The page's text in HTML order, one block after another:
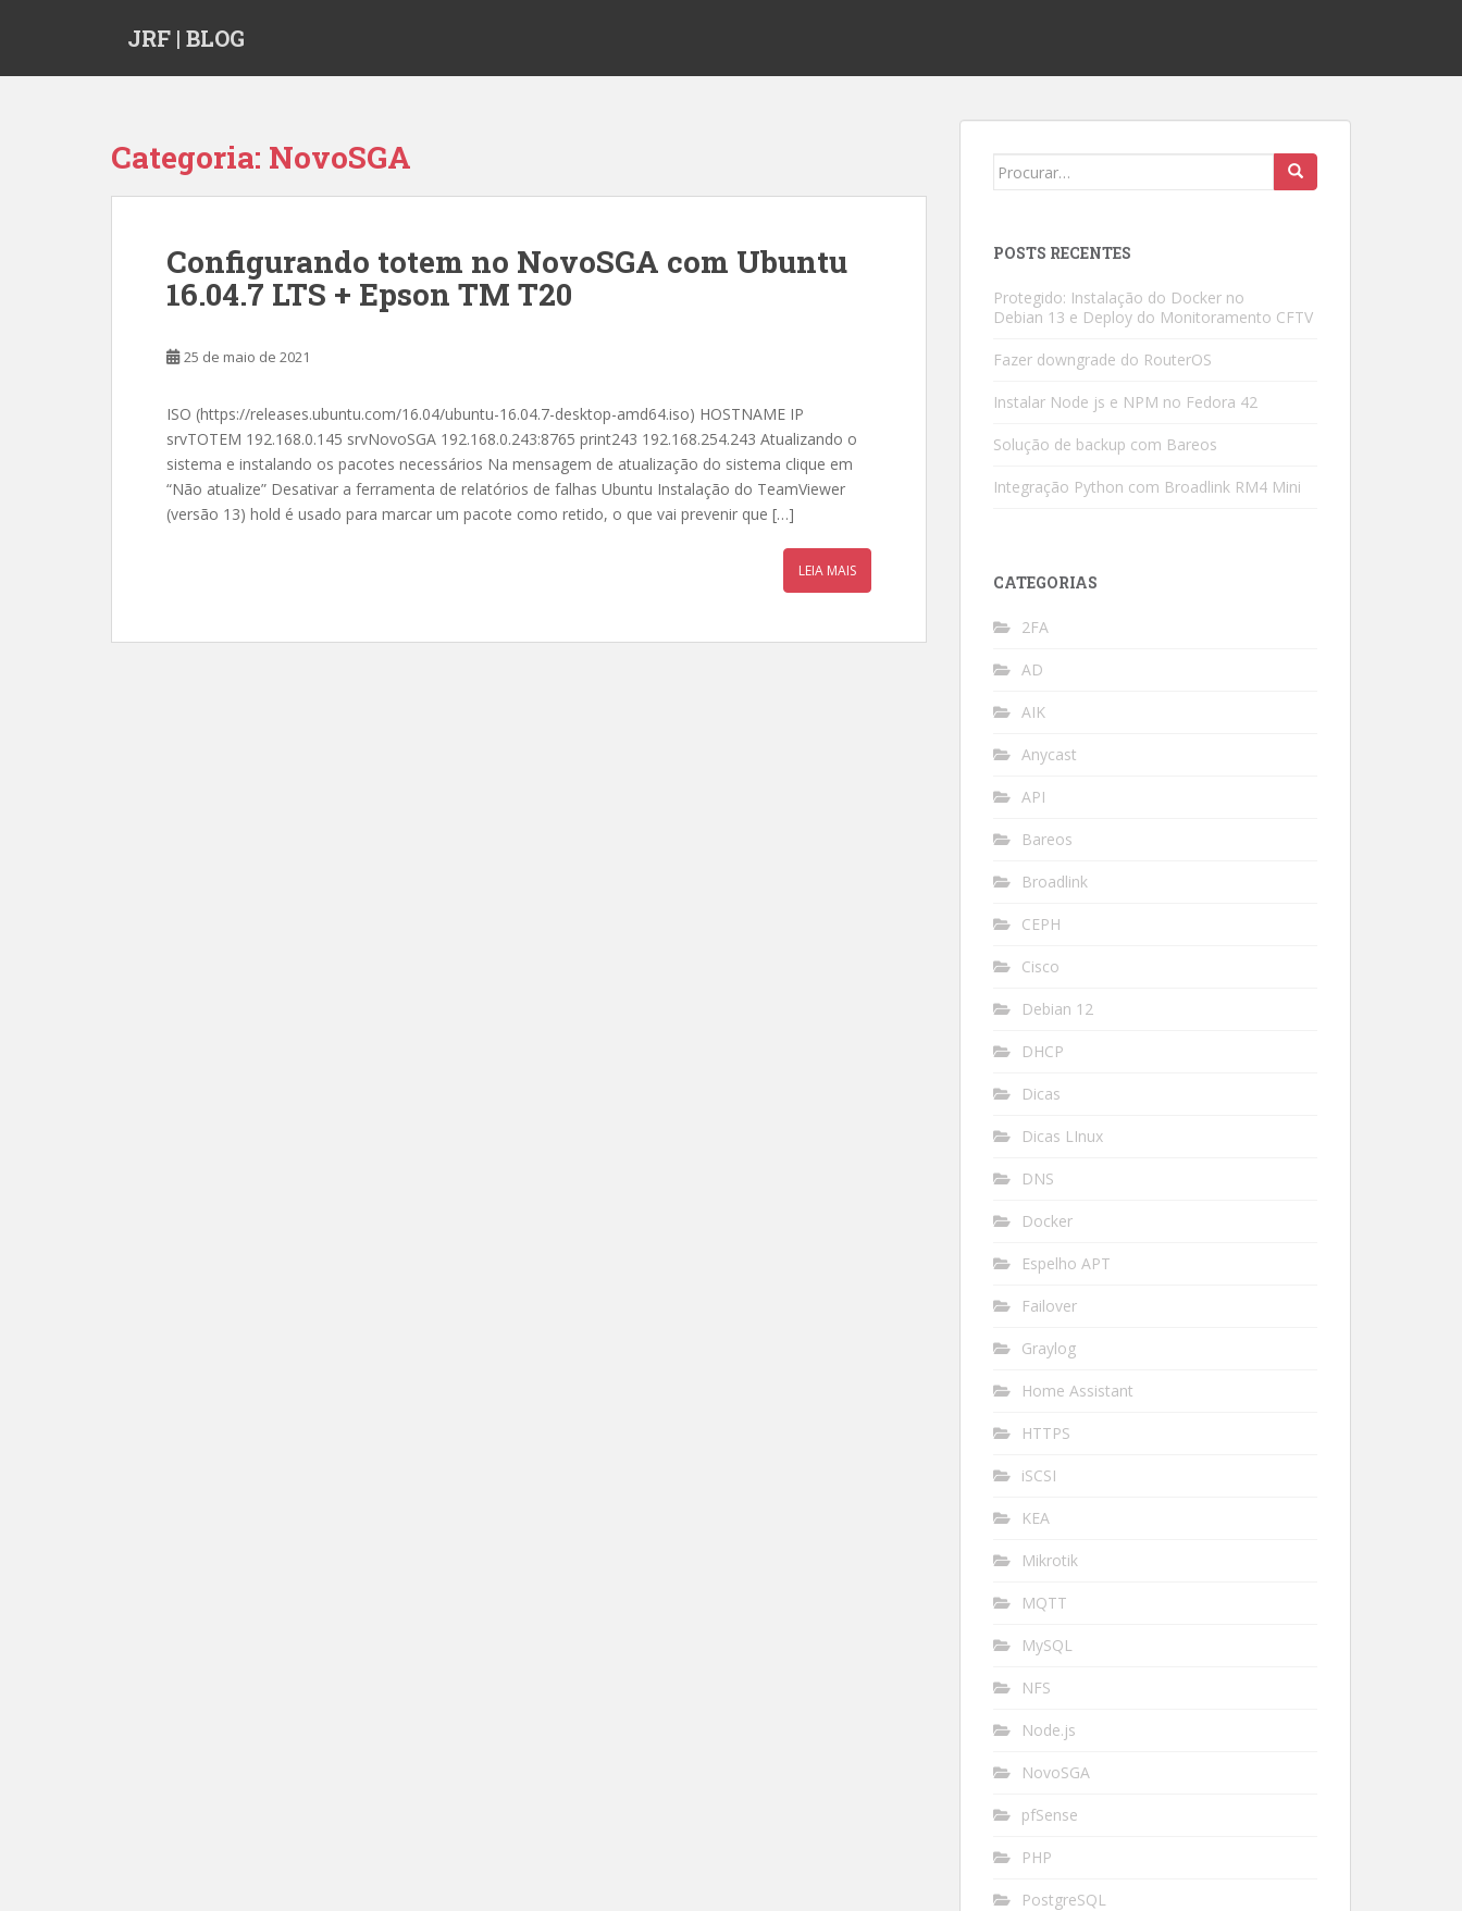
JRF | BLOG
Categoria: NovoSGA
Configurando totem no NovoSGA com Ubuntu
16.04.7 LTS + Epson TM T20
25 de maio de 2021
ISO (https://releases.ubuntu.com/16.04/ubuntu-16.04.7-desktop-amd64.iso) HOSTNAME IP
srvTOTEM 192.168.0.145 srvNovoSGA 192.168.0.243:8765 print243 192.168.254.243 Atualizando o
sistema e instalando os pacotes necessários Na mensagem de atualização do sistema clique em
“Não atualize” Desativar a ferramenta de relatórios de falhas Ubuntu Instalação do TeamViewer
(versão 13) hold é usado para marcar um pacote como retido, o que vai prevenir que […]
LEIA MAIS
Search
POSTS RECENTES
Protegido: Instalação do Docker no
Debian 13 e Deploy do Monitoramento CFTV
Fazer downgrade do RouterOS
Instalar Node js e NPM no Fedora 42
Solução de backup com Bareos
Integração Python com Broadlink RM4 Mini
CATEGORIAS
2FA
AD
AIK
Anycast
API
Bareos
Broadlink
CEPH
Cisco
Debian 12
DHCP
Dicas
Dicas LInux
DNS
Docker
Espelho APT
Failover
Graylog
Home Assistant
HTTPS
iSCSI
KEA
Mikrotik
MQTT
MySQL
NFS
Node.js
NovoSGA
pfSense
PHP
PostgreSQL